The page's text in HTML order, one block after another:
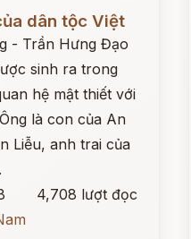
dân tộc Việt
- Trần Hưng Đạo
sinh ra trong
hệ mật thiết với
là con của An
Liễu, anh trai của
4,708 lượt đọc